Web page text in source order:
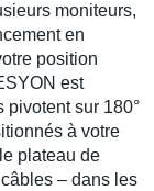
moniteurs,
en
position
est
pivotent sur 180°
à votre
plateau de
– dans les